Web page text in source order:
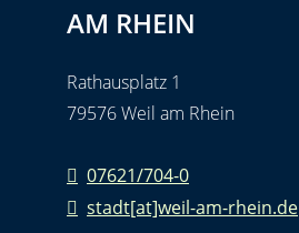
AM RHEIN
Rathausplatz 1
79576 Weil am Rhein
07621/704-0
stadt[at]weil-am-rhein.de